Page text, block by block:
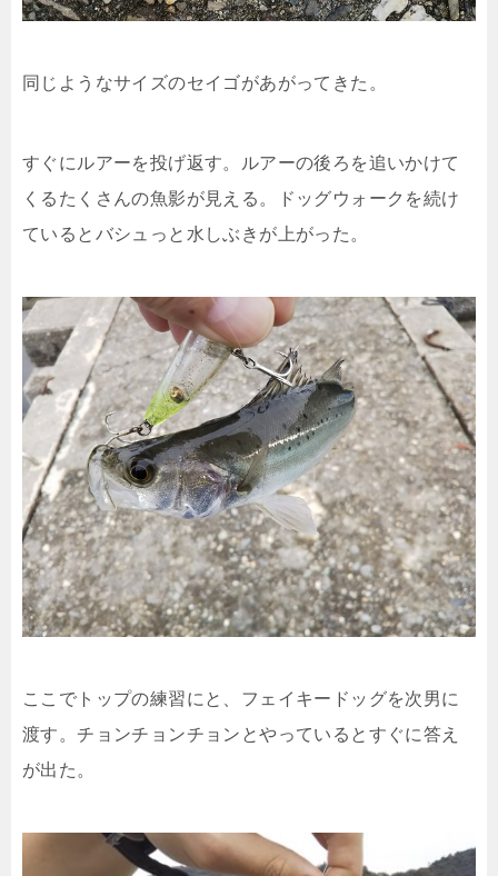
同じようなサイズのセイゴがあがってきた。
すぐにルアーを投げ返す。ルアーの後ろを追いかけて
くるたくさんの魚影が見える。ドッグウォークを続け
ているとバシュっと水しぶきが上がった。
ここでトップの練習にと、フェイキードッグを次男に
渡す。チョンチョンチョンとやっているとすぐに答え
が出た。